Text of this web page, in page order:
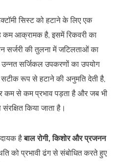
सिस्ट को हटाने के लिए एक
कम आक्रामक है, इसमें रिकवरी का
की तुलना में जटिलताओं का
सर्जिकल उपकरणों का उपयोग
रूप से हटाने की अनुमति देती है,
से कम प्रभाव पड़ता है और जब भी
किया जाता है।
हैबाल रोगी, किशोर और प्रजनन
को प्रभावी ढंग से संबोधित करते हुए